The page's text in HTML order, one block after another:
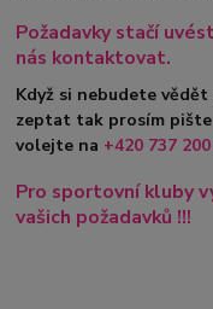
Požadavky stačí
nás kontaktovat.
Když si nebudete
zeptat tak prosím
volejte na +420 737
Pro sportovní kluby
vašich požadavků !!!